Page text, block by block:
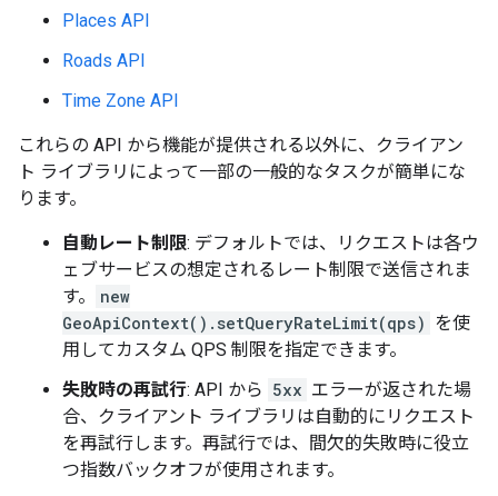
Places API
Roads API
Time Zone API
これらの API から機能が提供される以外に、クライアン
ト ライブラリによって一部の一般的なタスクが簡単にな
ります。
自動レート制限: デフォルトでは、リクエストは各ウ
ェブサービスの想定されるレート制限で送信されま
す。
new
GeoApiContext().setQueryRateLimit(qps) を使
用してカスタム QPS 制限を指定できます。
失敗時の再試行: API から 5xx エラーが返された場
合、クライアント ライブラリは自動的にリクエスト
を再試行します。再試行では、間欠的失敗時に役立
つ指数バックオフが使用されます。